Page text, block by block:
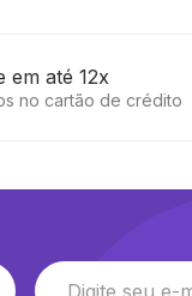
em até 12x
no cartão de crédito